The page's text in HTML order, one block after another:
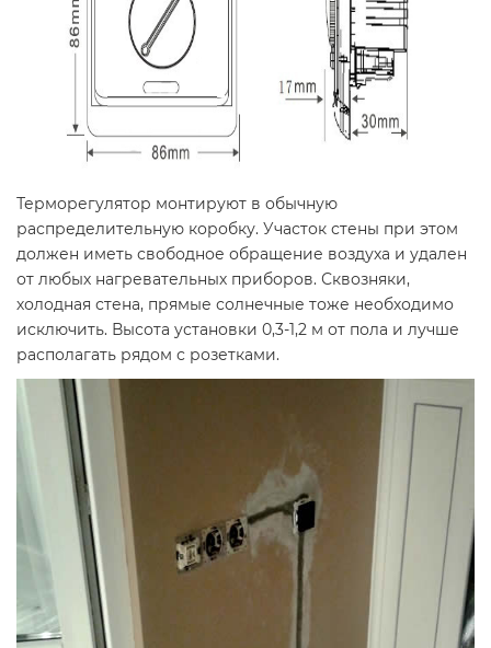
Терморегулятор монтируют в обычную
распределительную коробку. Участок стены при этом
должен иметь свободное обращение воздуха и удален
от любых нагревательных приборов. Сквозняки,
холодная стена, прямые солнечные тоже необходимо
исключить. Высота установки 0,3-1,2 м от пола и лучше
располагать рядом с розетками.